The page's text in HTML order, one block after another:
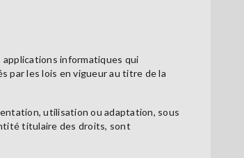
applications informatiques qui
par les lois en vigueur au titre de la
utilisation ou adaptation, sous
titulaire des droits, sont